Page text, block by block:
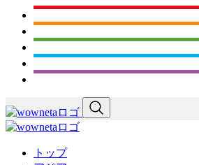
トップ